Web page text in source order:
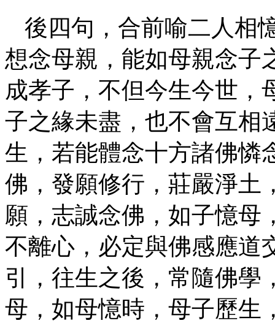
後四句，合前喻二人相
想念母親，能如母親念子
成孝子，不但今生今世，
子之緣未盡，也不會互相
生，若能體念十方諸佛憐
佛，發願修行，莊嚴淨土
願，志誠念佛，如子憶母
不離心，必定與佛感應道
引，往生之後，常隨佛學
母，如母憶時，母子歷生